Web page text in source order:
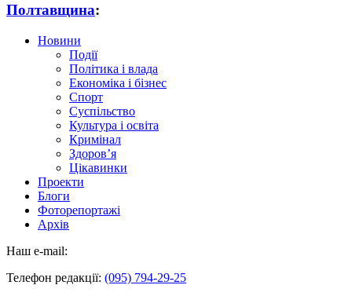
Полтавщина:
Новини
Події
Політика і влада
Економіка і бізнес
Спорт
Суспільство
Культура і освіта
Кримінал
Здоров’я
Цікавинки
Проекти
Блоги
Фоторепортажі
Архів
Наш e-mail:
Телефон редакції: (095) 794-29-25